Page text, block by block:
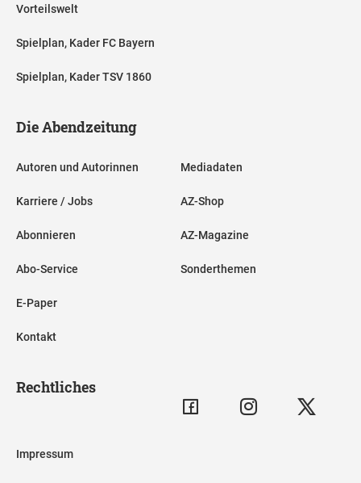
Vorteilswelt
Spielplan, Kader FC Bayern
Spielplan, Kader TSV 1860
Die Abendzeitung
Autoren und Autorinnen
Karriere / Jobs
Abonnieren
Abo-Service
E-Paper
Kontakt
Mediadaten
AZ-Shop
AZ-Magazine
Sonderthemen
Rechtliches
Impressum